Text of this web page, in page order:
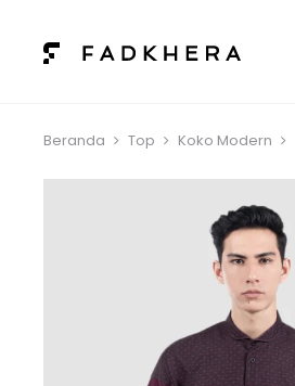
Beranda Top Koko Modern